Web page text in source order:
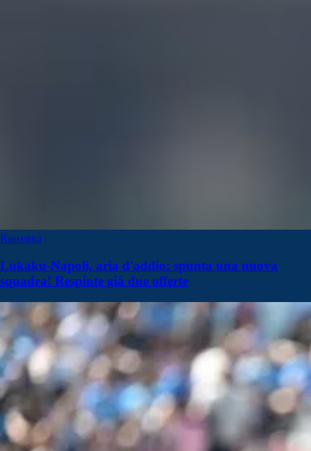
Rassegna
Lukaku-Napoli, aria d'addio: spunta una nuova
squadra! Respinte già due offerte